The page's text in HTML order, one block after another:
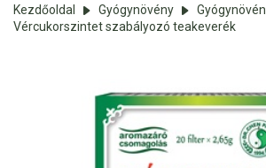
Kezdőoldal Gyógynövény
Vércukorszintet szabályozó teakeverék